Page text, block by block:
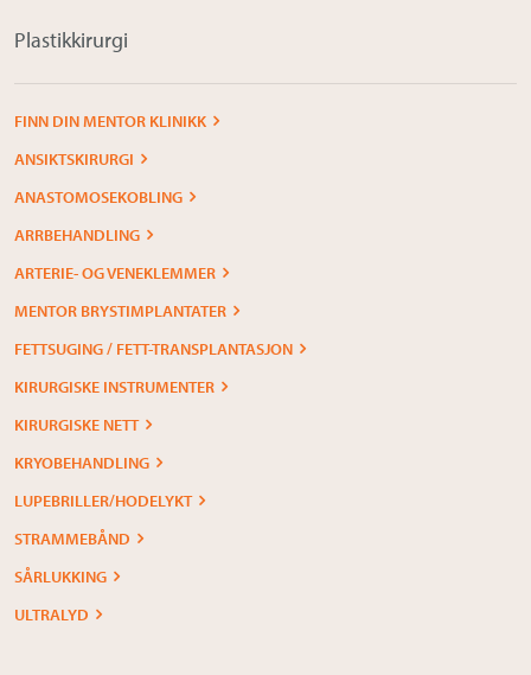
Plastikkirurgi
FINN DIN MENTOR KLINIKK
ANSIKTSKIRURGI
ANASTOMOSEKOBLING
ARRBEHANDLING
ARTERIE- OG VENEKLEMMER
MENTOR BRYSTIMPLANTATER
FETTSUGING / FETT-TRANSPLANTASJON
KIRURGISKE INSTRUMENTER
KIRURGISKE NETT
KRYOBEHANDLING
LUPEBRILLER/HODELYKT
STRAMMEBÅND
SÅRLUKKING
ULTRALYD